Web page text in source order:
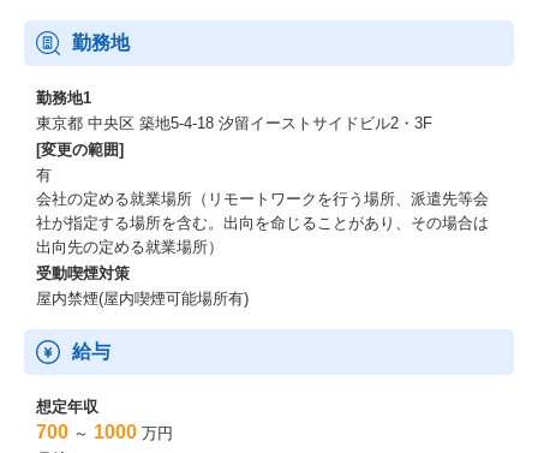
勤務地
勤務地1
東京都 中央区 築地5-4-18 汐留イーストサイドビル2・3F
[変更の範囲]
有
会社の定める就業場所（リモートワークを行う場所、派遣先等会
社が指定する場所を含む。出向を命じることがあり、その場合は
出向先の定める就業場所）
受動喫煙対策
屋内禁煙(屋内喫煙可能場所有)
給与
想定年収
700 ～ 1000 万円